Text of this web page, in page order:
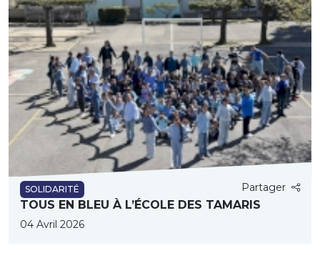
SOLIDARITÉ Partager
TOUS EN BLEU À L’ÉCOLE DES TAMARIS
04 Avril 2026